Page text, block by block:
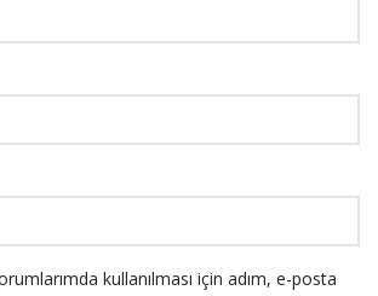
kullanılması için adım, e-posta